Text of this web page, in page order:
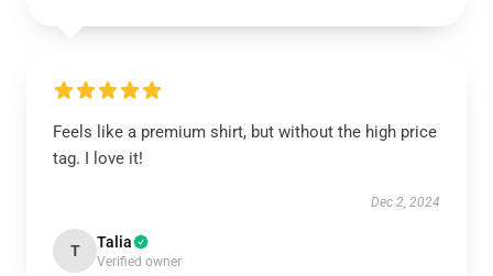
Feels like a premium shirt, but without the high price
tag. I love it!
Dec 2, 2024
T Talia
Verified owner